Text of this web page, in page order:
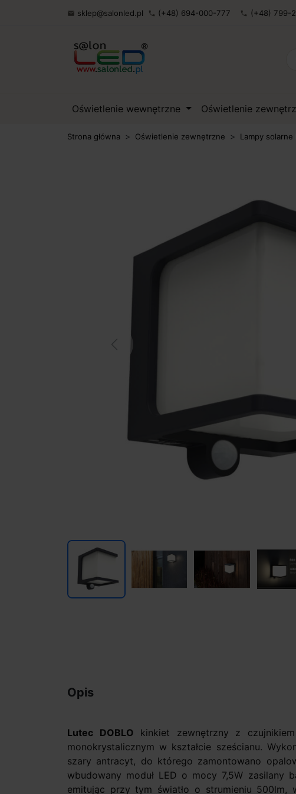
 sklep@salonled.pl phone (+48) 694-000-777 phone (+48) 799-
Oświetlenie wewnętrzne Oświetlenie
Strona główna Oświetlenie zewnętrzne Lampy solarne
Opis
Lutec DOBLO kinkiet zewnętrzny z
monokrystalicznym w kształcie sześcianu.
szary antracyt, do którego zamontowano
wbudowany moduł LED o mocy 7,5W zasilany
emitując przy tym światło o strumieniu 500lm,